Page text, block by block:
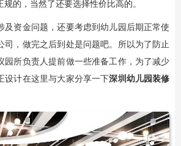
的，当然了还要选择性价比高的。
及资金问题，还要考虑到幼儿园后期正常使
司，做完之后到处是问题吧。所以为了防止
园所负责人提前做一些准备工作，为了减少
设计在这里与大家分享一下深圳幼儿园装修